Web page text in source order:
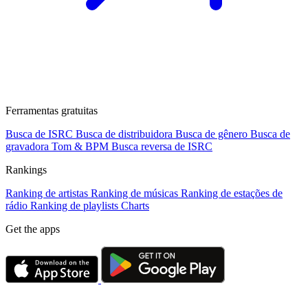
Ferramentas gratuitas
Busca de ISRC Busca de distribuidora Busca de gênero Busca de
gravadora Tom & BPM Busca reversa de ISRC
Rankings
Ranking de artistas Ranking de músicas Ranking de estações de
rádio Ranking de playlists Charts
Get the apps